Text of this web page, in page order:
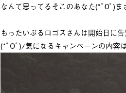
なんて思ってるそこのあなた(*ﾟ0ﾟ)ま
もったいぶるロゴスさんは開始日に
(*ﾟOﾟ)ﾉ気になるキャンペーンの内